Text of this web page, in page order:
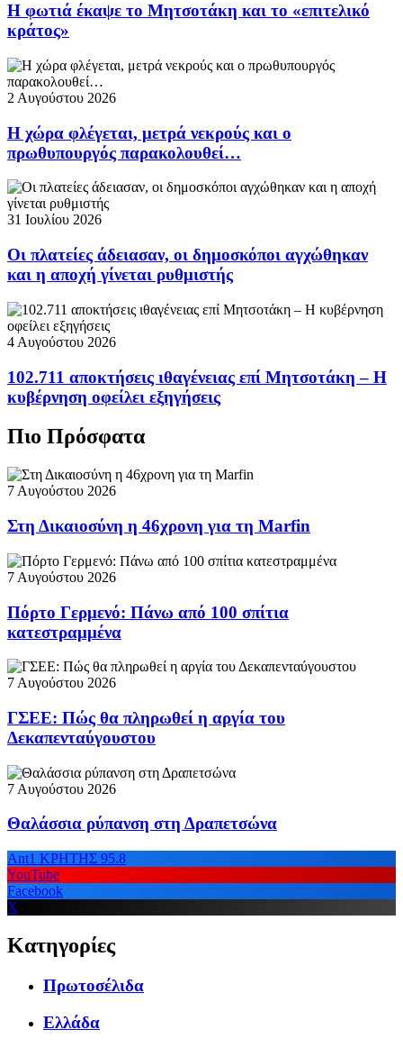
Η φωτιά έκαψε το Μητσοτάκη και το «επιτελικό
κράτος»
2 Αυγούστου 2026
Η χώρα φλέγεται, μετρά νεκρούς και ο
πρωθυπουργός παρακολουθεί…
31 Ιουλίου 2026
Οι πλατείες άδειασαν, οι δημοσκόποι αγχώθηκαν
και η αποχή γίνεται ρυθμιστής
4 Αυγούστου 2026
102.711 αποκτήσεις ιθαγένειας επί Μητσοτάκη – Η
κυβέρνηση οφείλει εξηγήσεις
Πιο Πρόσφατα
7 Αυγούστου 2026
Στη Δικαιοσύνη η 46χρονη για τη Marfin
7 Αυγούστου 2026
Πόρτο Γερμενό: Πάνω από 100 σπίτια
κατεστραμμένα
7 Αυγούστου 2026
ΓΣΕΕ: Πώς θα πληρωθεί η αργία του
Δεκαπενταύγουστου
7 Αυγούστου 2026
Θαλάσσια ρύπανση στη Δραπετσώνα
Ant1 ΚΡΗΤΗΣ 95.8
YouTube
Facebook
X
Κατηγορίες
Πρωτοσέλιδα
Ελλάδα